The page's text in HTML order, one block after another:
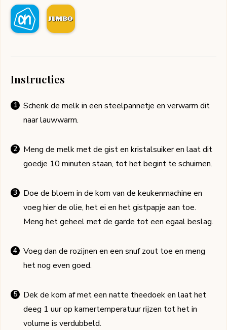
Instructies
Schenk de melk in een steelpannetje en verwarm dit
naar lauwwarm.
Meng de melk met de gist en kristalsuiker en laat dit
goedje 10 minuten staan, tot het begint te schuimen.
Doe de bloem in de kom van de keukenmachine en
voeg hier de olie, het ei en het gistpapje aan toe.
Meng het geheel met de garde tot een egaal beslag.
Voeg dan de rozijnen en een snuf zout toe en meng
het nog even goed.
Dek de kom af met een natte theedoek en laat het
deeg 1 uur op kamertemperatuur rijzen tot het in
volume is verdubbeld.